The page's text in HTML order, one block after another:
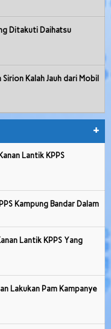
Ditakuti Daihatsu
Kalah Jauh dari Mobil
+
Lantik KPPS
Kampung Bandar Dalam
Lantik KPPS Yang
Lakukan Pam Kampanye